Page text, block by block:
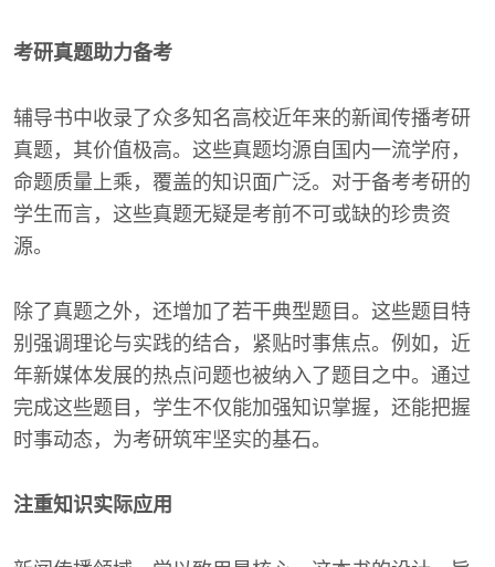
考研真题助力备考
辅导书中收录了众多知名高校近年来的新闻传播考研
真题，其价值极高。这些真题均源自国内一流学府，
命题质量上乘，覆盖的知识面广泛。对于备考考研的
学生而言，这些真题无疑是考前不可或缺的珍贵资
源。
除了真题之外，还增加了若干典型题目。这些题目特
别强调理论与实践的结合，紧贴时事焦点。例如，近
年新媒体发展的热点问题也被纳入了题目之中。通过
完成这些题目，学生不仅能加强知识掌握，还能把握
时事动态，为考研筑牢坚实的基石。
注重知识实际应用